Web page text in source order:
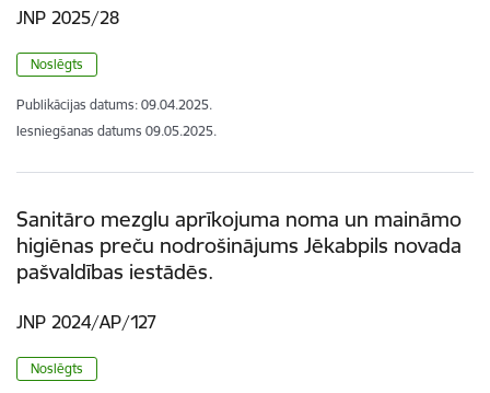
JNP 2025/28
Noslēgts
Publikācijas datums: 09.04.2025.
Iesniegšanas datums 09.05.2025.
Sanitāro mezglu aprīkojuma noma un maināmo
higiēnas preču nodrošinājums Jēkabpils novada
pašvaldības iestādēs.
JNP 2024/AP/127
Noslēgts